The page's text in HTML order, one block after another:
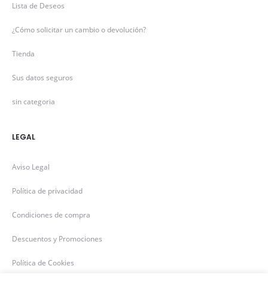
Lista de Deseos
¿Cómo solicitar un cambio o devolución?
Tienda
Sus datos seguros
sin categoria
LEGAL
Aviso Legal
Política de privacidad
Condiciones de compra
Descuentos y Promociones
Política de Cookies